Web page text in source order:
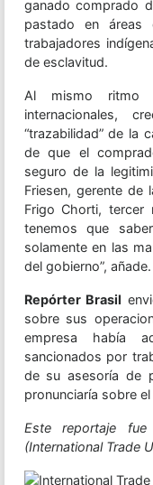
ganado comprado
pastado en áreas
trabajadores
de esclavitud.
Al mismo ritmo
internacionales,
“trazabilidad” de la
de que el
seguro de la
Friesen, gerente de
Frigo Chorti, tercer
tenemos que
solamente en las
del gobierno”, añade.
Repórter Brasil
sobre sus
empresa había
sancionados por
de su asesoría de
pronunciaría sobre
Este reportaje
(International Trade